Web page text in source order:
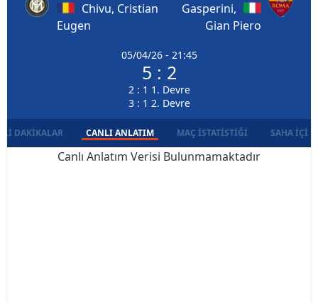
Chivu, Cristian
Eugen
05/04/26 - 21:45
5 : 2
2 : 1 1. Devre
3 : 1 2. Devre
Gasperini,
Gian Piero
DAKIKALAR CANLI ANLATIM MAÇ İSTATISTIĞI SAHA İÇI
Canlı Anlatım Verisi Bulunmamaktadır